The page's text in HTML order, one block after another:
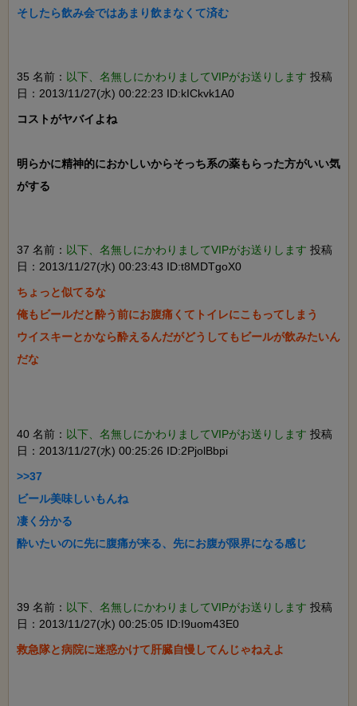
35 名前： 以下、名無しにかわりましてVIPがお送りします 投稿
日：2013/11/27(水) 00:22:23 ID:kICkvk1A0
コストがヤバイよね
明らかに精神的におかしいからそっち系の薬もらった方がいい気
がする
37 名前： 以下、名無しにかわりましてVIPがお送りします 投稿
日：2013/11/27(水) 00:23:43 ID:t8MDTgoX0
ちょっと似てるな
俺もビールだと酔う前にお腹痛くてトイレにこもってしまう
ウイスキーとかなら酔えるんだがどうしてもビールが飲みたいん
40 名前： 以下、名無しにかわりましてVIPがお送りします 投稿
日：2013/11/27(水) 00:25:26 ID:2PjolBbpi
>>37
ビール美味しいもんね
凄く分かる
39 名前： 以下、名無しにかわりましてVIPがお送りします 投稿
日：2013/11/27(水) 00:25:05 ID:I9uom43E0